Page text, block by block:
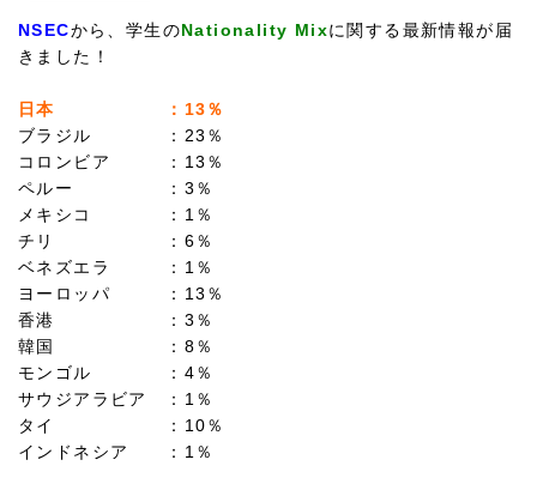
NSECから、学生のNationality Mixに関する最新情報が届
きました！
日本 ：13％
ブラジル ：23％
コロンビア ：13％
ペルー ：3％
メキシコ ：1％
チリ ：6％
ベネズエラ ：1％
ヨーロッパ ：13％
香港 ：3％
韓国 ：8％
モンゴル ：4％
サウジアラビア ：1％
タイ ：10％
インドネシア ：1％